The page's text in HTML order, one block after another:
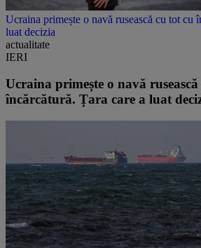
Ucraina primește o navă rusească cu tot cu
luat decizia
actualitate
IERI
Ucraina primește o navă
încărcătură. Țara care a luat